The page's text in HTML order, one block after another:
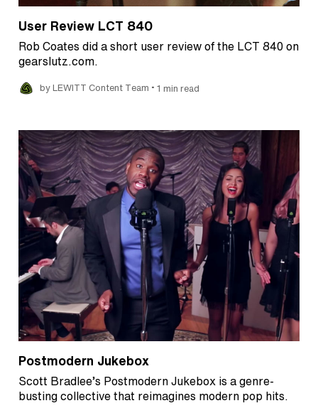
User Review LCT 840
Rob Coates did a short user review of the LCT 840 on
gearslutz.com.
by LEWITT Content Team • 1 min read
Postmodern Jukebox
Scott Bradlee’s Postmodern Jukebox is a genre-
busting collective that reimagines modern pop hits.